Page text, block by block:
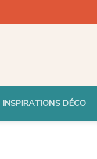
INSPIRATIONS DÉCO